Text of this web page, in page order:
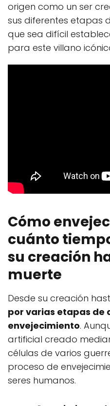
origen como un ser
sus diferentes etapas
que sea difícil
para este villano
Cómo
cuánto
su creación
muerte
Desde su creación
por varias etapas de
envejecimiento.
artificial creado
células de varios
proceso de
seres humanos.